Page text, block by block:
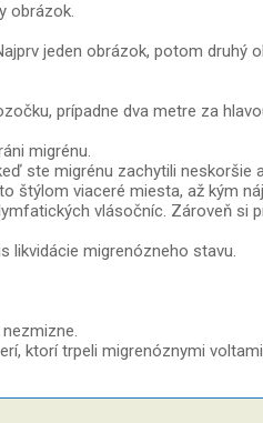
obrázok.
jeden obrázok, potom druhý
prípadne dva metre za
migrénu.
ste migrénu zachytili neskoršie
štýlom viaceré miesta, až kým
vlásočníc. Zároveň si
likvidácie migrenózneho stavu.
ktorí trpeli migrenóznymi